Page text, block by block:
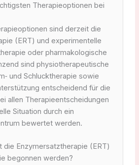
Therapieoptionen bei
sind derzeit die
(ERT) und experimentelle
oder pharmakologische
sind physiotherapeutische
und Schlucktherapie sowie
entscheidend für die
allen Therapieentscheidungen
Situation durch ein
bewertet werden.
die Enzymersatztherapie (ERT)
begonnen werden?